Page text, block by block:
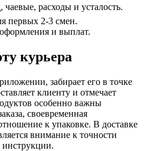
расходы и усталость.
первых 2-3 смен.
и выплат.
курьера
забирает его в точке
клиенту и отмечает
особенно важны
своевременная
к упаковке. В доставке
внимание к точности
инструкции.